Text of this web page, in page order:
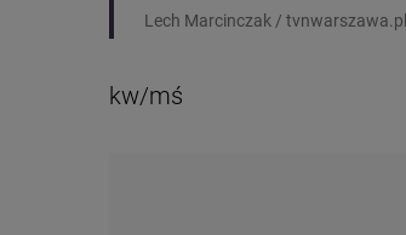
Lech Marcinczak / tvnwarszawa.pl
kw/mś